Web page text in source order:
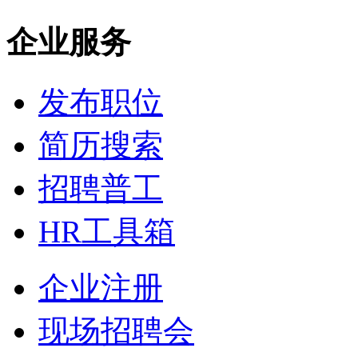
企业服务
发布职位
简历搜索
招聘普工
HR工具箱
企业注册
现场招聘会